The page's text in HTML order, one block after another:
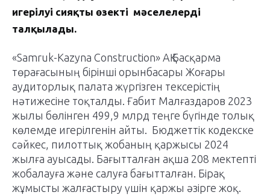
игерілуі сияқты өзекті мәселелерді
талқылады.
«Samruk-Kazyna Construction» АҚ Басқарма
төрағасының бірінші орынбасары Жоғары
аудиторлық палата жүргізген тексерістің
нәтижесіне тоқталды. Ғабит Малғаздаров 2023
жылы бөлінген 499,9 млрд теңге бүгінде толық
көлемде игерілгенін айты. Бюджеттік кодекске
сәйкес, пилоттық жобаның қаржысы 2024
жылға ауысады. Бағытталған ақша 208 мектепті
жобалауға және салуға бағытталған. Бірақ
жұмысты жалғастыру үшін қаржы әзірге жоқ.